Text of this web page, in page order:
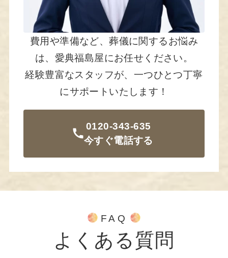
費用や準備など、葬儀に関するお悩み
は、愛典福島屋にお任せください。
経験豊富なスタッフが、一つひとつ丁寧
にサポートいたします！
0120-343-635
今すぐ電話する
FAQ
よくある質問